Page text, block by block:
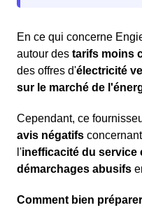
En ce qui concerne
autour des tarifs moins
des offres d'électricité
sur le marché de
Cependant, ce
avis négatifs
l'inefficacité du service
démarchages abusifs
Comment bien